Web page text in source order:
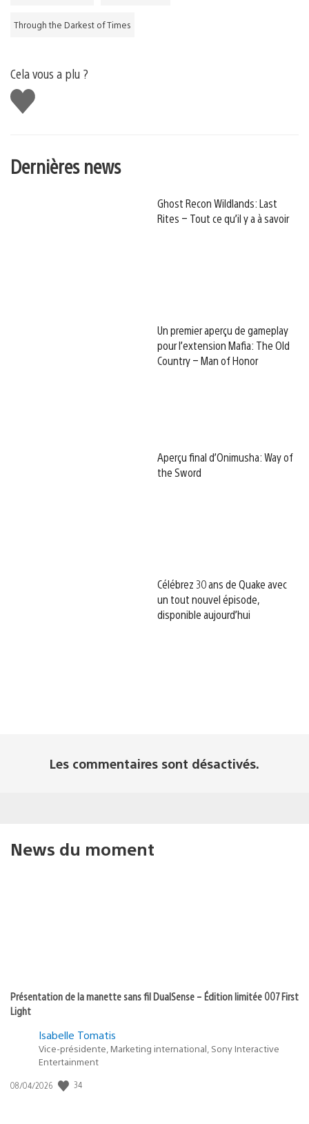
Through the Darkest of Times
Cela vous a plu ?
J'aime
Dernières news
Ghost Recon Wildlands: Last
Rites – Tout ce qu’il y a à savoir
Un premier aperçu de gameplay
pour l’extension Mafia: The Old
Country – Man of Honor
Aperçu final d’Onimusha: Way of
the Sword
Célébrez 30 ans de Quake avec
un tout nouvel épisode,
disponible aujourd’hui
Les commentaires sont désactivés.
News du moment
Présentation de la manette sans fil DualSense – Édition limitée 007 First
Light
Isabelle Tomatis
Vice-présidente, Marketing international, Sony Interactive
Entertainment
Date
08/04/2026 34